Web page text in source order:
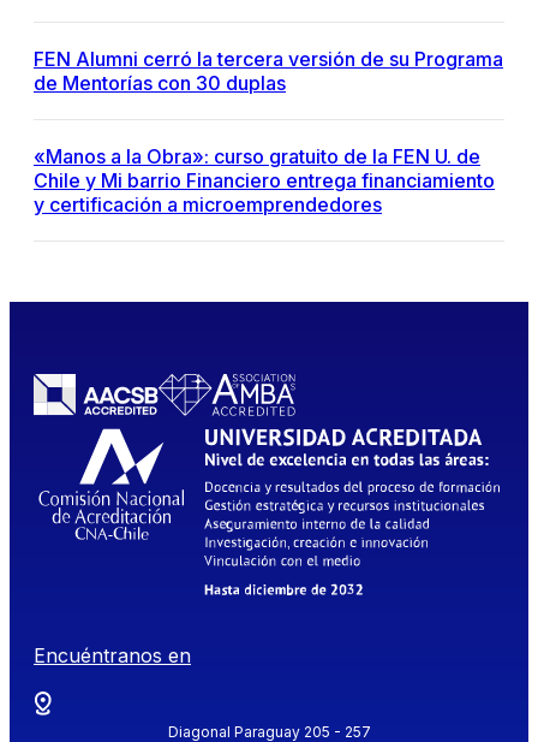
FEN Alumni cerró la tercera versión de su Programa
de Mentorías con 30 duplas
«Manos a la Obra»: curso gratuito de la FEN U. de
Chile y Mi barrio Financiero entrega financiamiento
y certificación a microemprendedores
Encuéntranos en
Diagonal Paraguay 205 - 257